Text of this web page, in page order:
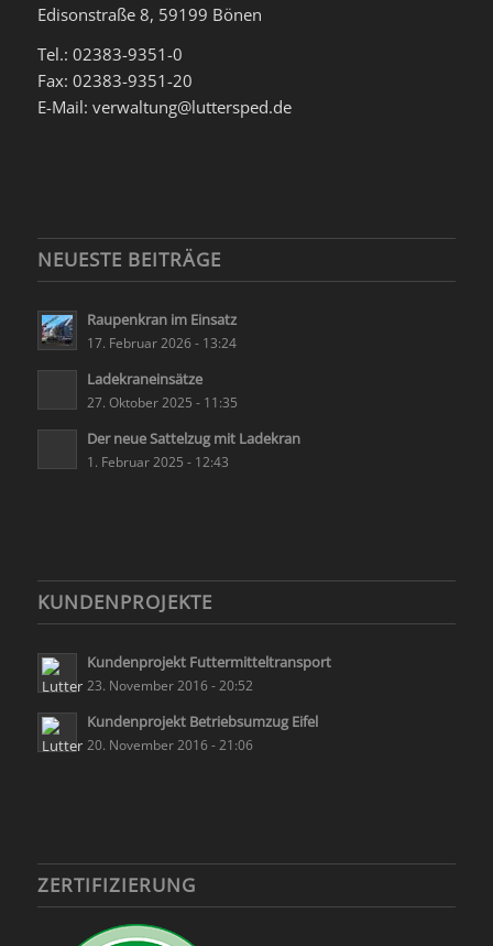
Edisonstraße 8, 59199 Bönen
Tel.: 02383-9351-0
Fax: 02383-9351-20
E-Mail: verwaltung@luttersped.de
NEUESTE BEITRÄGE
Raupenkran im Einsatz
17. Februar 2026 - 13:24
Ladekraneinsätze
27. Oktober 2025 - 11:35
Der neue Sattelzug mit Ladekran
1. Februar 2025 - 12:43
KUNDENPROJEKTE
Kundenprojekt Futtermitteltransport
23. November 2016 - 20:52
Kundenprojekt Betriebsumzug Eifel
20. November 2016 - 21:06
ZERTIFIZIERUNG